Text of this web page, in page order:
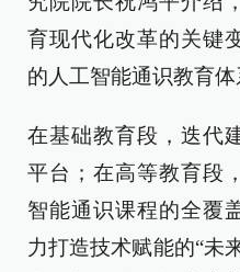
育现代化改革的关键
的人工智能通识教育体
在基础教育段，迭代
平台；在高等教育段
智能通识课程的全覆
力打造技术赋能的“未